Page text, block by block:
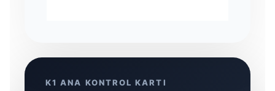
K1 ANA KONTROL KARTI